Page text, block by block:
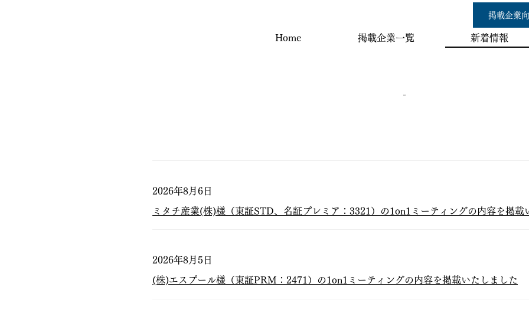
Home 掲載企業一覧 新着情報
掲載企業
2026年8月6日
ミタチ産業(株)様（東証STD、名証プレミア：3321）の1on1ミーティングの内容を掲載
2026年8月5日
(株)エスプール様（東証PRM：2471）の1on1ミーティングの内容を掲載いたしました